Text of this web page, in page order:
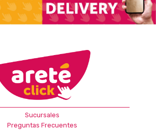
Sucursales
Preguntas Frecuentes